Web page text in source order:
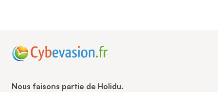
Nous faisons partie de Holidu.